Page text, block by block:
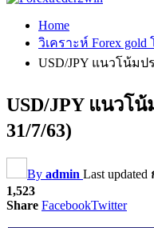
Home
วิเคราะห์ Forex gold
USD/JPY แนวโน้มป
USD/JPY แนวโ
31/7/63)
By admin Last updated
1,523
Share FacebookTwitter